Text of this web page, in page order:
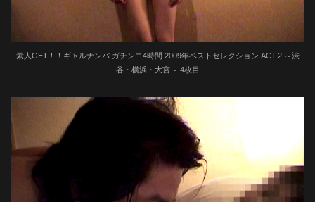
素人GET！！ギャルナンパ ガチンコ4時間 2009年ベストセレクション ACT.2 ～渋
谷・横浜・大宮～ 4枚目